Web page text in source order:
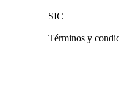
SIC
Términos y